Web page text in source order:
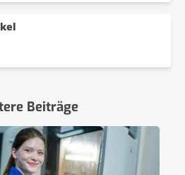
Beiträge